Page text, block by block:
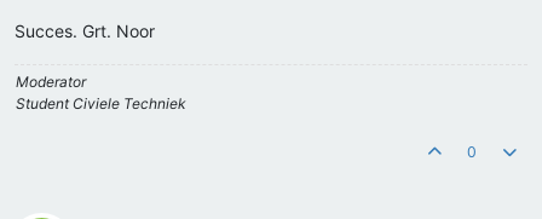
Succes. Grt. Noor
Moderator
Student Civiele Techniek
0